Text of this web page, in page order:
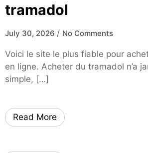
tramadol
July 30, 2026 / No Comments
Voici le site le plus fiable pour
en ligne. Acheter du tramadol n’a
simple, […]
Read More